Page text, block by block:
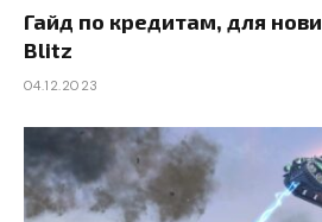
Гайд по кредитам, для
Blitz
04.12.2023